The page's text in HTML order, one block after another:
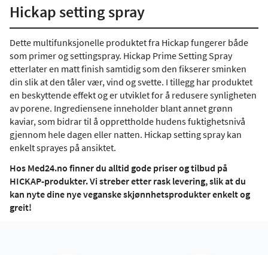
Hickap setting spray
Dette multifunksjonelle produktet fra Hickap fungerer både
som primer og settingspray. Hickap Prime Setting Spray
etterlater en matt finish samtidig som den fikserer sminken
din slik at den tåler vær, vind og svette. I tillegg har produktet
en beskyttende effekt og er utviklet for å redusere synligheten
av porene. Ingrediensene inneholder blant annet grønn
kaviar, som bidrar til å opprettholde hudens fuktighetsnivå
gjennom hele dagen eller natten. Hickap setting spray kan
enkelt sprayes på ansiktet.
Hos Med24.no finner du alltid gode priser og tilbud på
HICKAP-produkter. Vi streber etter rask levering, slik at du
kan nyte dine nye veganske skjønnhetsprodukter enkelt og
greit!